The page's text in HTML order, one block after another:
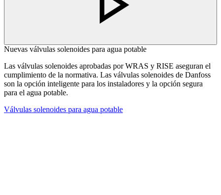
Nuevas válvulas solenoides para agua potable
Las válvulas solenoides aprobadas por WRAS y RISE aseguran el
cumplimiento de la normativa. Las válvulas solenoides de Danfoss
son la opción inteligente para los instaladores y la opción segura
para el agua potable.
Válvulas solenoides para agua potable